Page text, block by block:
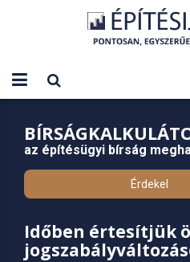
az építésügyi bírság
Érdekel
Időben értesítjük